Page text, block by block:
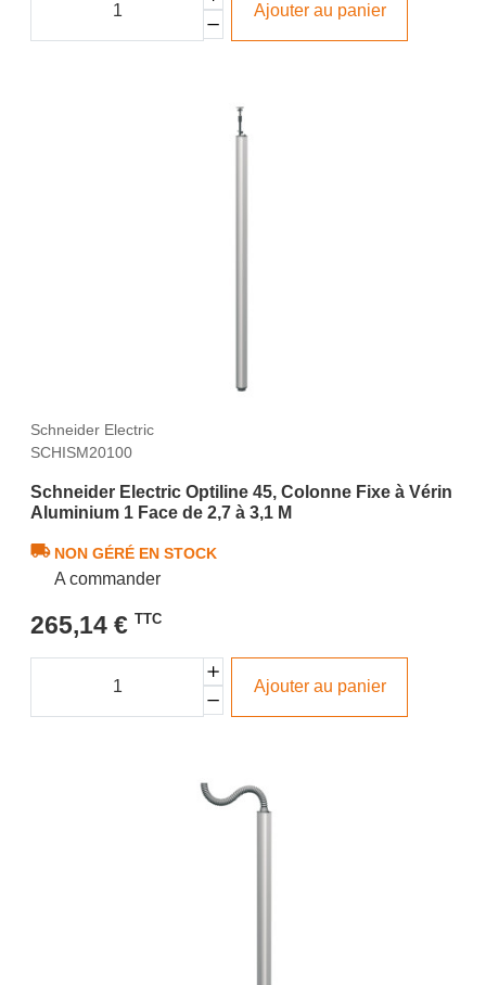
Ajouter au panier
Schneider Electric
SCHISM20100
Schneider Electric Optiline 45, Colonne Fixe à Vérin
Aluminium 1 Face de 2,7 à 3,1 M
NON GÉRÉ EN STOCK
A commander
265,14 € TTC
Ajouter au panier